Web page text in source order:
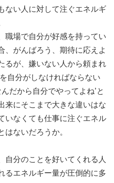
ない人に対して注ぐエネルギ
職場で自分が好感を持ってい
、がんばろう、期待に応えよ
るが、嫌いない人から頼まれ
自分がしなければならない
だから自分でやってよね’と
来にそこまで大きな違いはな
いなくても仕事に注ぐエネル
はないだろうか。
自分のことを好いてくれる人
るエネルギー量が圧倒的に多